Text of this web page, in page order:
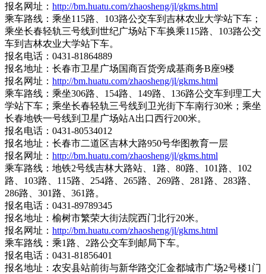
报名网址： http://bm.huatu.com/zhaosheng/jl/gkms.html
乘车路线：乘坐115路、103路公交车到吉林农业大学站下车；
乘坐长春轻轨三号线到世纪广场站下车换乘115路、103路公交
车到吉林农业大学站下车。
报名电话：0431-81864889
报名地址：长春市卫星广场国商百货旁成基商务B座9楼
报名网址： http://bm.huatu.com/zhaosheng/jl/gkms.html
乘车路线：乘坐306路、154路、149路、136路公交车到理工大
学站下车；乘坐长春轻轨三号线到卫光街下车南行30米；乘坐
长春地铁一号线到卫星广场站A出口西行200米。
报名电话：0431-80534012
报名地址：长春市二道区吉林大路950号华图教育一层
报名网址： http://bm.huatu.com/zhaosheng/jl/gkms.html
乘车路线：地铁2号线吉林大路站、1路、80路、101路、102
路、103路、115路、254路、265路、269路、281路、283路、
286路、301路、361路。
报名电话：0431-89789345
报名地址：榆树市繁荣大街法院西门北行20米。
报名网址： http://bm.huatu.com/zhaosheng/jl/gkms.html
乘车路线：乘1路、2路公交车到邮局下车。
报名电话：0431-81856401
报名地址：农安县站前街与新华路交汇金都城市广场2号楼1门